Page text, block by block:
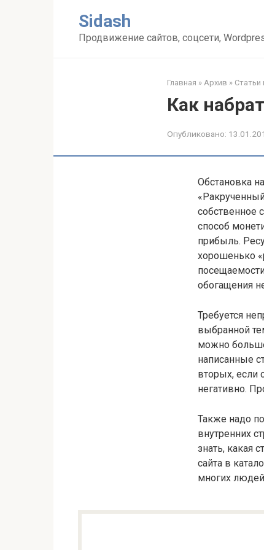
Sidash
Продвижение сайтов, соцсети,
Главная » Архив » Статьи
Как
Опубликовано:
Обстановка
собственное
способ
прибыль.
хорошенько
обогащения
Требуется
выбранной
можно больше
написанные
вторых, если
негативно.
Также надо
внутренних
знать, какая
сайта в
многих